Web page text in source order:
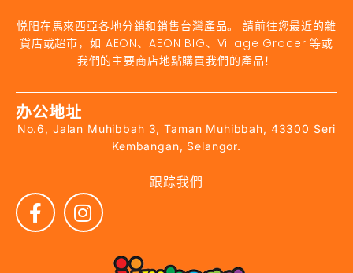
悦阳在馬來西亞各地分銷和銷售台灣產品。 請前往您最近的雜
貨店或超市，如 AEON、AEON BIG、Village Grocer 等或
我們的主要商店地點購買我們的產品！
办公地址
No.6, Jalan Muhibbah 3, Taman Muhibbah, 43300 Seri
Kembangan, Selangor.
跟踪我們